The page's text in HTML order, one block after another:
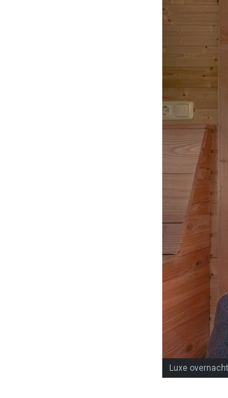
Luxe